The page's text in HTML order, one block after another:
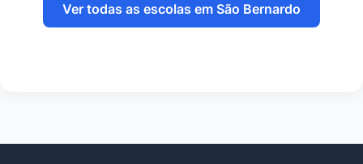
Ver todas as escolas em São Bernardo